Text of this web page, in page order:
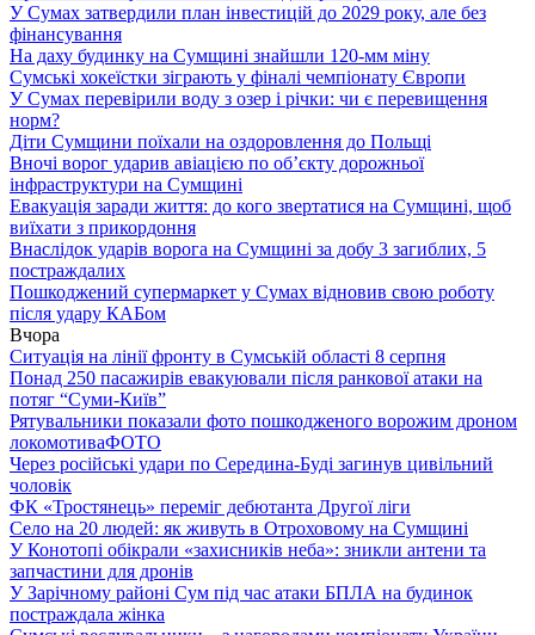
У Сумах затвердили план інвестицій до 2029 року, але без
фінансування
На даху будинку на Сумщині знайшли 120-мм міну
Сумські хокеїстки зіграють у фіналі чемпіонату Європи
У Сумах перевірили воду з озер і річки: чи є перевищення
норм?
Діти Сумщини поїхали на оздоровлення до Польщі
Вночі ворог ударив авіацією по обʼєкту дорожньої
інфраструктури на Сумщині
Евакуація заради життя: до кого звертатися на Сумщині, щоб
виїхати з прикордоння
Внаслідок ударів ворога на Сумщині за добу 3 загиблих, 5
постраждалих
Пошкоджений супермаркет у Сумах відновив свою роботу
після удару КАБом
Вчора
Ситуація на лінії фронту в Сумській області 8 серпня
Понад 250 пасажирів евакуювали після ранкової атаки на
потяг “Суми-Київ”
Рятувальники показали фото пошкодженого ворожим дроном
локомотиваФОТО
Через російські удари по Середина-Буді загинув цивільний
чоловік
ФК «Тростянець» переміг дебютанта Другої ліги
Село на 20 людей: як живуть в Отроховому на Сумщині
У Конотопі обікрали «захисників неба»: зникли антени та
запчастини для дронів
У Зарічному районі Сум під час атаки БПЛА на будинок
постраждала жінка